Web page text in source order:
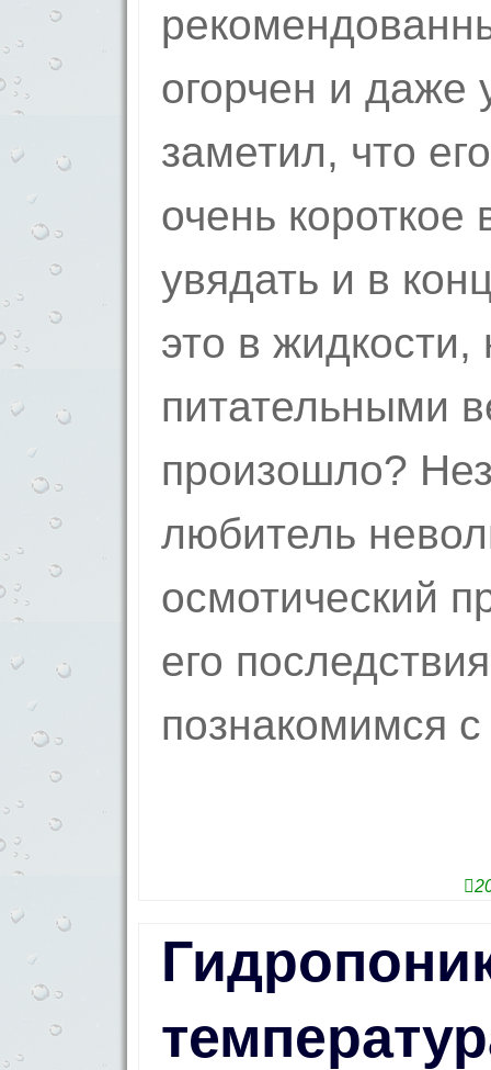
огорчен и даже
заметил, что
очень
увядать и в
это в
питательными
произошло?
любитель
осмотический
его
познакомимся